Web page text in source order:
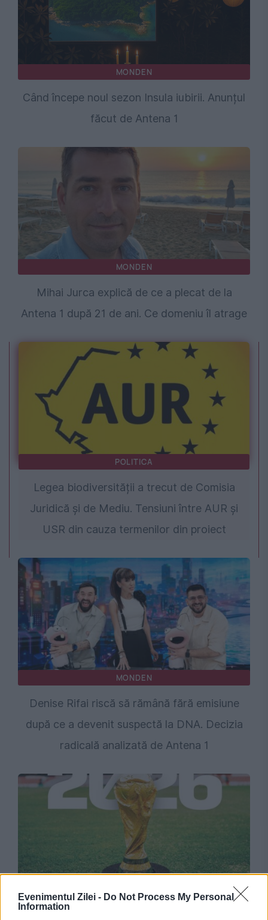
Evenimentul Zilei - Do Not Process My Personal
Information
MONDEN
Când începe noul sezon Insula iubirii. Anunțul
făcut de Antena 1
MONDEN
Mihai Jurca explică de ce a plecat de la
Antena 1 după 21 de ani. Ce domeniu îl atrage
POLITICA
Legea biodiversității a trecut de Comisia
Juridică și de Mediu. Tensiuni între AUR și
USR din cauza termenilor din proiect
MONDEN
Denise Rifai riscă să rămână fără emisiune
după ce a devenit suspectă la DNA. Decizia
radicală analizată de Antena 1
MONDEN